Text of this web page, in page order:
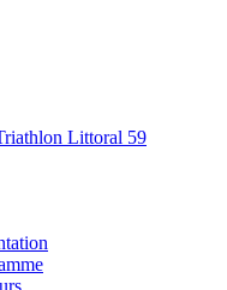
Littoral 59